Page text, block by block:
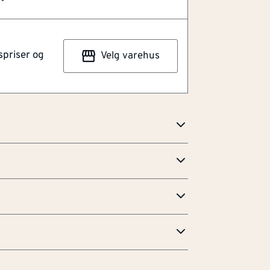
og
Velg varehus
og vegg. Matchende gulvlister i samme
som gulvet skaper god harmoni i
uttrykk. Listen er produsert
BOENs parkettgulv, slik at